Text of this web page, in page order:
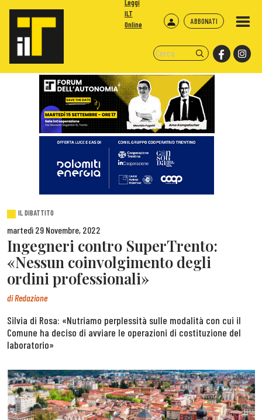
ABBONATI
Leggi
ILT
Online
IL DIBATTITO
martedì 29 Novembre, 2022
Ingegneri contro SuperTrento:
«Nessun coinvolgimento degli
ordini professionali»
diRedazione
Silvia di Rosa: «Nutriamo perplessità sulle modalità con cui il
Comune ha deciso di avviare le operazioni di costituzione del
laboratorio»